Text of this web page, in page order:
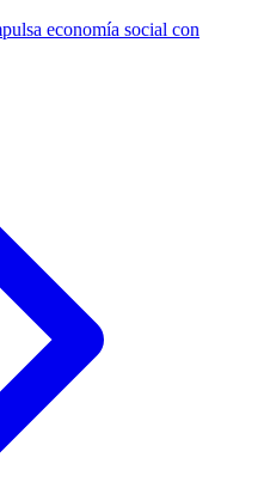
economía social con